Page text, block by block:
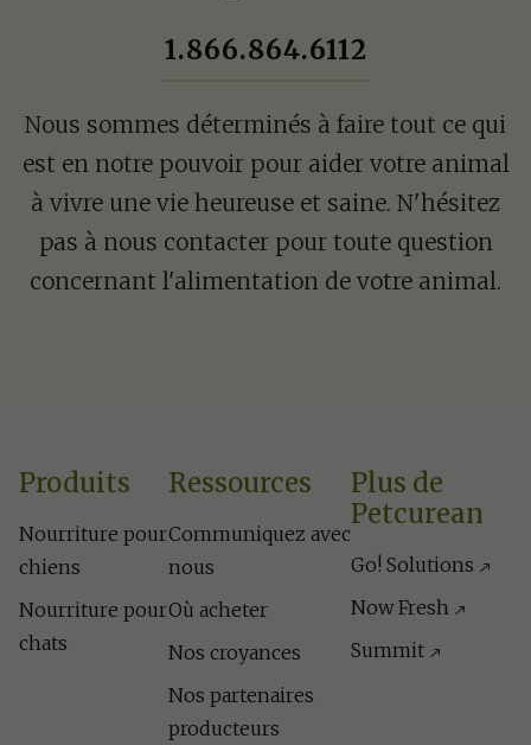
1.866.864.6112
Nous sommes déterminés à faire tout ce qui
est en notre pouvoir pour aider votre animal
à vivre une vie heureuse et saine. N'hésitez
pas à nous contacter pour toute question
concernant l'alimentation de votre animal.
Produits
Nourriture pour
chiens
Nourriture pour
chats
Ressources
Communiquez avec
nous
Où acheter
Nos croyances
Nos partenaires
producteurs
Plus de
Petcurean
Go! Solutions
Now Fresh
Summit